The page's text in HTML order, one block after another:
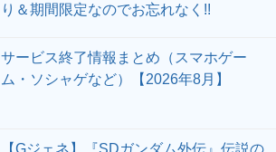
り＆期間限定なのでお忘れなく!!
サービス終了情報まとめ（スマホゲー
ム・ソシャゲなど）【2026年8月】
【Gジェネ】『SDガンダム外伝』伝説の